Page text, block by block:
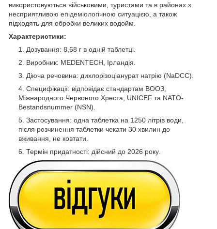
використовуються військовими, туристами та в районах з
несприятливою епідеміологічною ситуацією, а також
підходять для обробки великих водойм.
Характеристики:
Дозування: 8,68 г в одній таблетці.
Виробник: MEDENTECH, Ірландія.
Діюча речовина: дихлорізоціанурат натрію (NaDCC).
Специфікації: відповідає стандартам ВООЗ,
Міжнародного Червоного Хреста, UNICEF та NATO-
Bestandsnummer (NSN).
Застосування: одна таблетка на 1250 літрів води,
після розчинення таблетки чекати 30 хвилин до
вживання, не ковтати.
Термін придатності: дійсний до 2026 року.